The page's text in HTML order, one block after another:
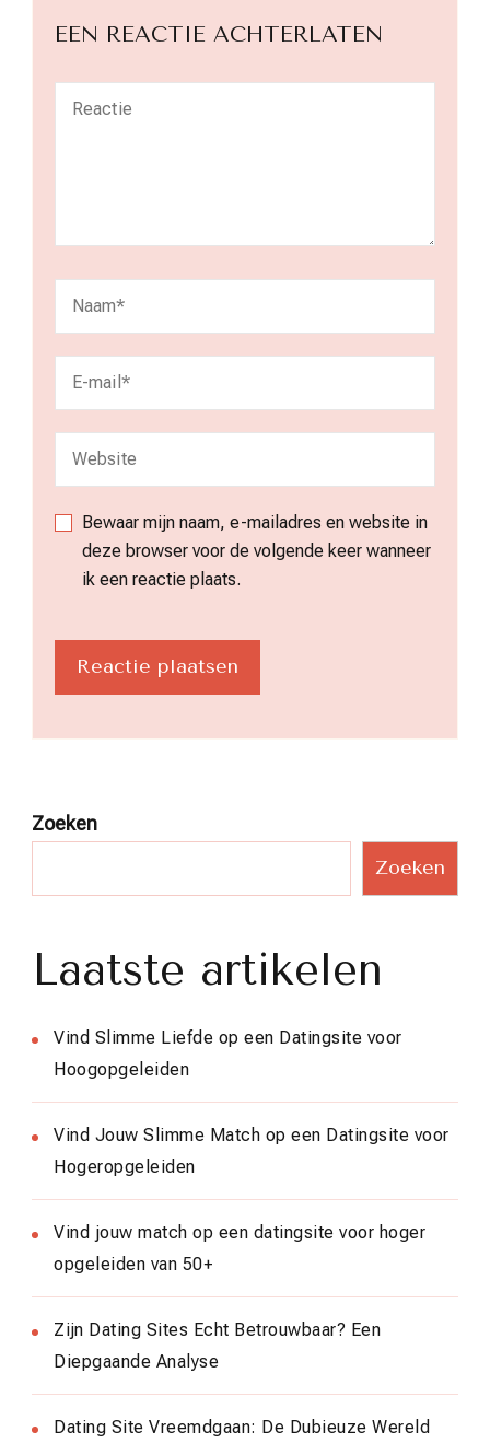
EEN REACTIE ACHTERLATEN
Bewaar mijn naam, e-mailadres en website in
deze browser voor de volgende keer wanneer
ik een reactie plaats.
Zoeken
Zoeken
Laatste artikelen
Vind Slimme Liefde op een Datingsite voor
Hoogopgeleiden
Vind Jouw Slimme Match op een Datingsite voor
Hogeropgeleiden
Vind jouw match op een datingsite voor hoger
opgeleiden van 50+
Zijn Dating Sites Echt Betrouwbaar? Een
Diepgaande Analyse
Dating Site Vreemdgaan: De Dubieuze Wereld